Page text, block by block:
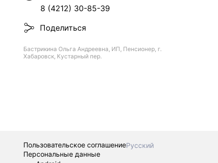
8 (4212) 30-85-39
Поделиться
Бастрикина Ольга Андреевна, ИП, Пенсионер, г.
Хабаровск, Кустарный пер.
Пользовательское соглашениеРусский
Персональные данные